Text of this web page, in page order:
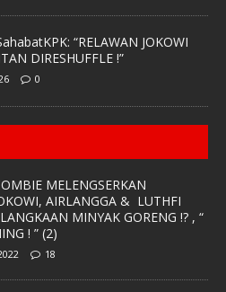
“RELAWAN JOKOWI
DIRESHUFFLE !”
0
MELENGSERKAN
AIRLANGGA & LUTHFI
MINYAK GORENG !? , “
! ” (2)
18